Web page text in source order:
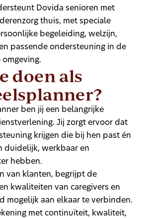
Dovida senioren met
thuis, met speciale
begeleiding, welzijn,
passende ondersteuning in de
doen als
ben jij een belangrijke
Jij zorgt ervoor dat
krijgen die bij hen past én
duidelijk, werkbaar en
hebben.
van klanten, begrijpt de
kwaliteiten van caregivers en
mogelijk aan elkaar te verbinden.
met continuïteit, kwaliteit,